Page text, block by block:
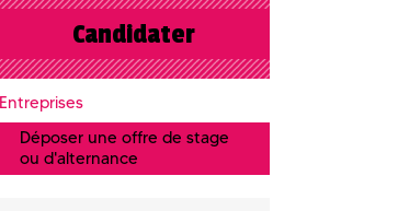
Candidater
Entreprises
Déposer une offre de stage
ou d'alternance